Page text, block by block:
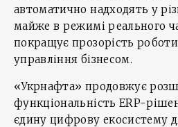
автоматично надходять у
майже в режимі реального
покращує прозорість
управління бізнесом.
«Укрнафта» продовжує
функціональність ERP-
єдину цифрову екосистему